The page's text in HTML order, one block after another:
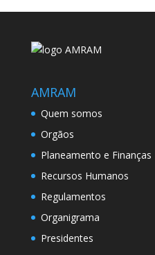
AMRAM
Quem somos
Orgãos
Planeamento e Finanças
Recursos Humanos
Regulamentos
Organigrama
Presidentes